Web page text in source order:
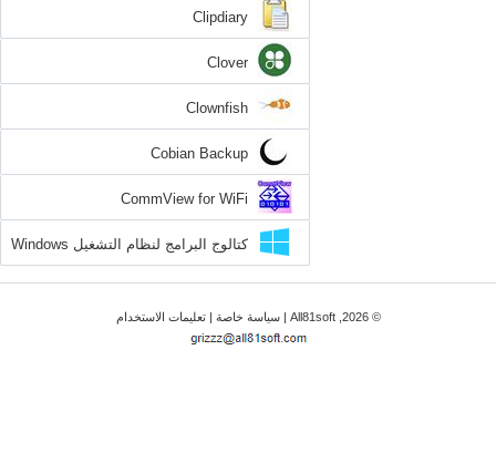
Clipdiary
Clover
Clownfish
Cobian Backup
CommView for WiFi
كتالوج البرامج لنظام التشغيل Windows
8.1
© 2026, All81soft | سياسة خاصة|تعليمات الاستخدام